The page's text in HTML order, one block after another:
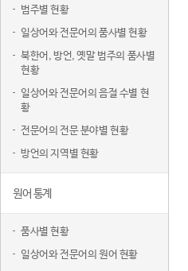
범주별 현황
일상어와 전문어의 품사별 현황
북한어, 방언, 옛말 범주의 품사별
현황
일상어와 전문어의 음절 수별 현
황
전문어의 전문 분야별 현황
방언의 지역별 현황
원어 통계
품사별 현황
일상어와 전문어의 원어 현황